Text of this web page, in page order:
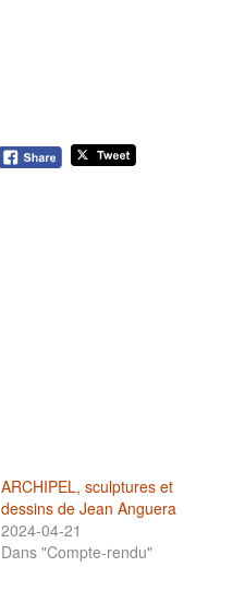
ARCHIPEL, sculptures et
dessins de Jean Anguera
2024-04-21
Dans "Compte-rendu"